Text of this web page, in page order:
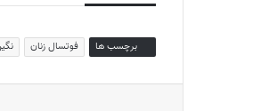
برچسب ها فوتسال زنان